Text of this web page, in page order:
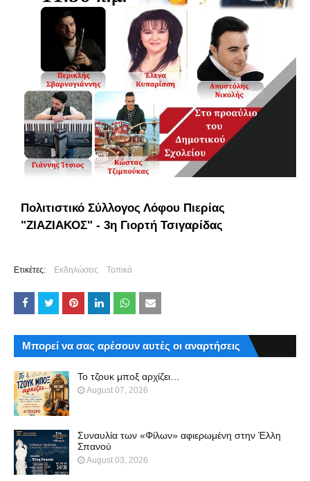
Πολιτιστικό Σύλλογος Λόφου Πιερίας
"ΖΙΑΖΙΑΚΟΣ" - 3η Γιορτή Τσιγαρίδας
Ετικέτες: Εκδηλώσεις Τοπικά
Μπορεί να σας αρέσουν αυτές οι αναρτήσεις
Το τζουκ μπoξ αρχίζει…
August 07, 2026
Συναυλία των «Φίλων» αφιερωμένη στην Έλλη
Σπανού
August 03, 2026